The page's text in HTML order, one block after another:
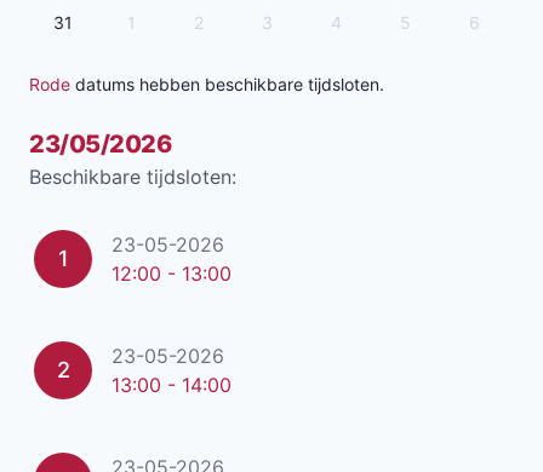
31 1 2 3 4 5 6
Rode datums hebben beschikbare tijdsloten.
23/05/2026
Beschikbare tijdsloten:
1
23-05-2026
12:00 - 13:00
2
23-05-2026
13:00 - 14:00
23-05-2026